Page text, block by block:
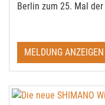
Berlin zum 25. Mal der
MELDUNG ANZEIGEN